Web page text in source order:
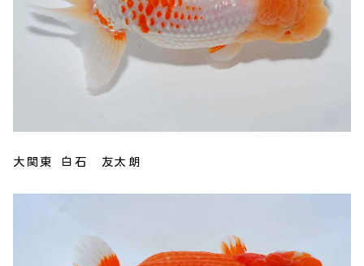
大関東 白石 友太朗